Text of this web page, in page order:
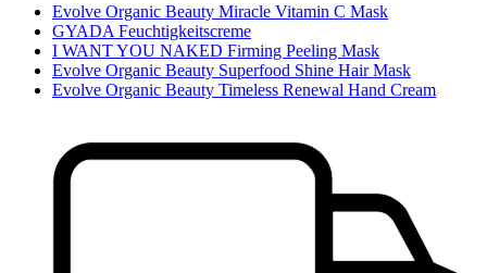
Evolve Organic Beauty Miracle Vitamin C Mask
GYADA Feuchtigkeitscreme
I WANT YOU NAKED Firming Peeling Mask
Evolve Organic Beauty Superfood Shine Hair Mask
Evolve Organic Beauty Timeless Renewal Hand Cream